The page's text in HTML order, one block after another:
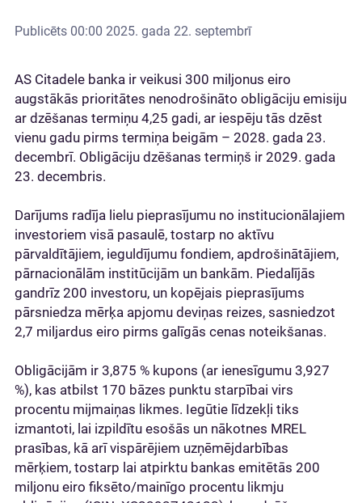
Publicēts 00:00 2025. gada 22. septembrī
AS Citadele banka ir veikusi 300 miljonus eiro
augstākās prioritātes nenodrošināto obligāciju emisiju
ar dzēšanas termiņu 4,25 gadi, ar iespēju tās dzēst
vienu gadu pirms termiņa beigām – 2028. gada 23.
decembrī. Obligāciju dzēšanas termiņš ir 2029. gada
23. decembris.
Darījums radīja lielu pieprasījumu no institucionālajiem
investoriem visā pasaulē, tostarp no aktīvu
pārvaldītājiem, ieguldījumu fondiem, apdrošinātājiem,
pārnacionālām institūcijām un bankām. Piedalījās
gandrīz 200 investoru, un kopējais pieprasījums
pārsniedza mērķa apjomu deviņas reizes, sasniedzot
2,7 miljardus eiro pirms galīgās cenas noteikšanas.
Obligācijām ir 3,875 % kupons (ar ienesīgumu 3,927
%), kas atbilst 170 bāzes punktu starpībai virs
procentu mijmaiņas likmes. Iegūtie līdzekļi tiks
izmantoti, lai izpildītu esošās un nākotnes MREL
prasības, kā arī vispārējiem uzņēmējdarbības
mērķiem, tostarp lai atpirktu bankas emitētās 200
miljonu eiro fiksēto/mainīgo procentu likmju